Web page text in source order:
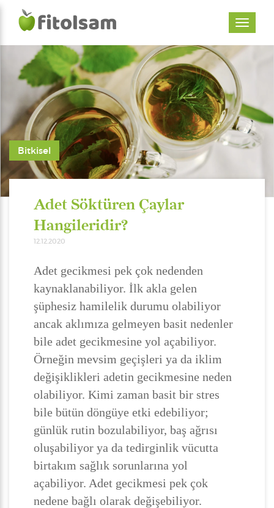
Bitkisel
Adet Söktüren Çaylar
Hangileridir?
12.12.2020
Adet gecikmesi pek çok nedenden
kaynaklanabiliyor. İlk akla gelen
şüphesiz hamilelik durumu olabiliyor
ancak aklımıza gelmeyen basit nedenler
bile adet gecikmesine yol açabiliyor.
Örneğin mevsim geçişleri ya da iklim
değişiklikleri adetin gecikmesine neden
olabiliyor. Kimi zaman basit bir stres
bile bütün döngüye etki edebiliyor;
günlük rutin bozulabiliyor, baş ağrısı
oluşabiliyor ya da tedirginlik vücutta
birtakım sağlık sorunlarına yol
açabiliyor. Adet gecikmesi pek çok
nedene bağlı olarak değişebiliyor.